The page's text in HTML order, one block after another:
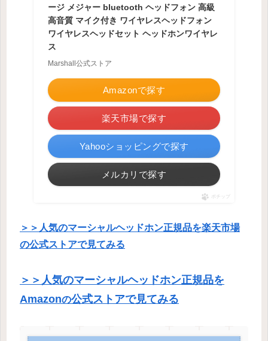
ージ メジャー bluetooth ヘッドフォン 高級
高音質 マイク付き ワイヤレスヘッドフォン
ワイヤレスヘッドセット ヘッドホンワイヤレ
ス
Marshall公式ストア
Amazonで探す
楽天市場で探す
Yahooショッピングで探す
メルカリで探す
ポチップ
＞＞人気のマーシャルヘッドホン正規品を楽天市場
の公式ストアで見てみる
＞＞人気のマーシャルヘッドホン正規品を
Amazonの公式ストアで見てみる